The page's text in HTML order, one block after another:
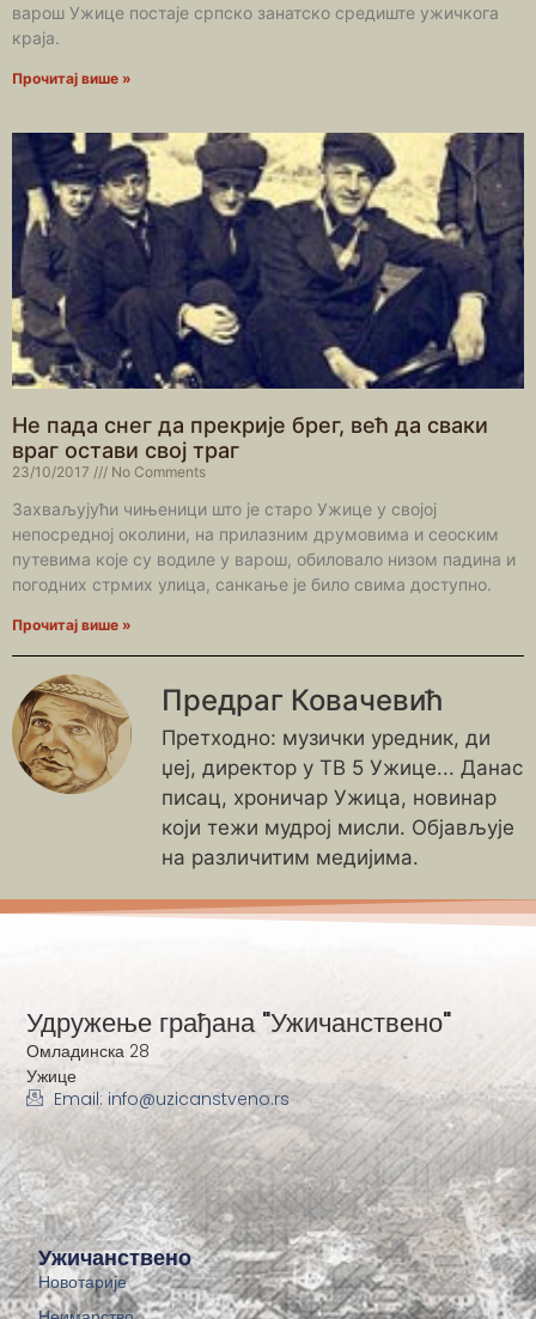
варош Ужице постаје српско занатско средиште ужичкога
краја.
Прочитај више »
Не пада снег да прекрије брег, већ да сваки
враг остави свој траг
23/10/2017 No Comments
Захваљујући чињеници што је старо Ужице у својој
непосредној околини, на прилазним друмовима и сеоским
путевима које су водиле у варош, обиловало низом падина и
погодних стрмих улица, санкање је било свима доступно.
Прочитај више »
Предраг Ковачевић
Претходно: музички уредник, ди
џеј, директор у ТВ 5 Ужице... Данас
писац, хроничар Ужица, новинар
који тежи мудрој мисли. Објављује
на различитим медијима.
Ужичанствено
Новотарије
Удружење грађана "Ужичанствено"
Омладинска 28
Ужице
Email: info@uzicanstveno.rs